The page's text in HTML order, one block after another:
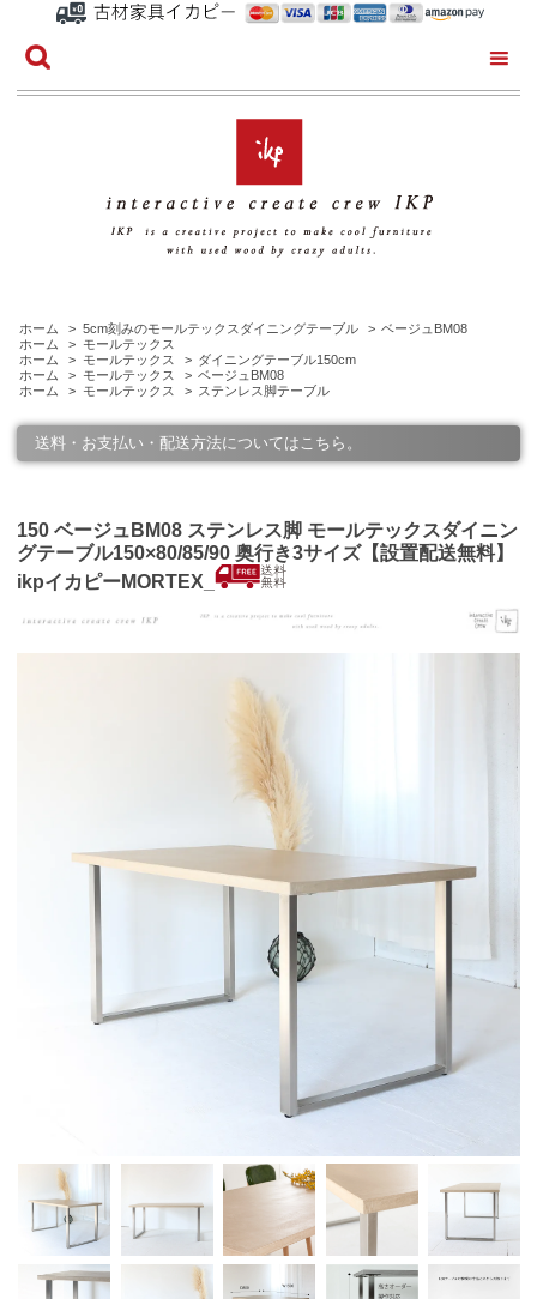
ホーム > 5cm刻みのモールテックスダイニングテーブル > ベージュBM08
ホーム
> モールテックス
ホーム
> モールテックス > ダイニングテーブル150cm
ホーム
> モールテックス > ベージュBM08
ホーム
> モールテックス > ステンレス脚テーブル
送料・お支払い・配送方法についてはこちら。
150 ベージュBM08 ステンレス脚 モールテックスダイニン
グテーブル150×80/85/90 奥行き3サイズ【設置配送無料】
ikpイカピーMORTEX_